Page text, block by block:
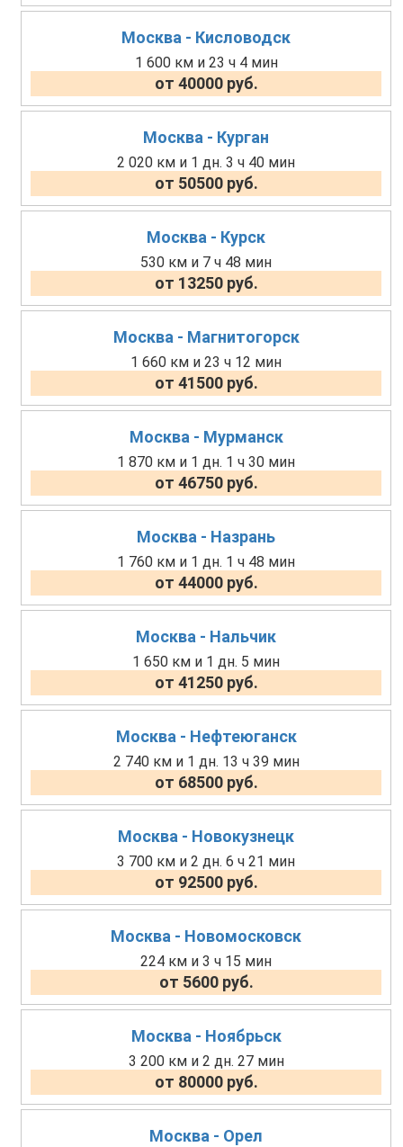
Москва - Кисловодск
1 600 км и 23 ч 4 мин
от 40000 руб.
Москва - Курган
2 020 км и 1 дн. 3 ч 40 мин
от 50500 руб.
Москва - Курск
530 км и 7 ч 48 мин
от 13250 руб.
Москва - Магнитогорск
1 660 км и 23 ч 12 мин
от 41500 руб.
Москва - Мурманск
1 870 км и 1 дн. 1 ч 30 мин
от 46750 руб.
Москва - Назрань
1 760 км и 1 дн. 1 ч 48 мин
от 44000 руб.
Москва - Нальчик
1 650 км и 1 дн. 5 мин
от 41250 руб.
Москва - Нефтеюганск
2 740 км и 1 дн. 13 ч 39 мин
от 68500 руб.
Москва - Новокузнецк
3 700 км и 2 дн. 6 ч 21 мин
от 92500 руб.
Москва - Новомосковск
224 км и 3 ч 15 мин
от 5600 руб.
Москва - Ноябрьск
3 200 км и 2 дн. 27 мин
от 80000 руб.
Москва - Орел